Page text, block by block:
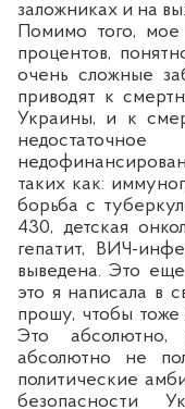
заложниках и на
Помимо того,
процентов,
очень сложные
приводят к
Украины, и к
таких как:
борьба с
430, детская
гепатит, ВИЧ-
выведена. Это
это я написала в
прошу, чтобы
Это абсолютно,
абсолютно не
политические
безопасности